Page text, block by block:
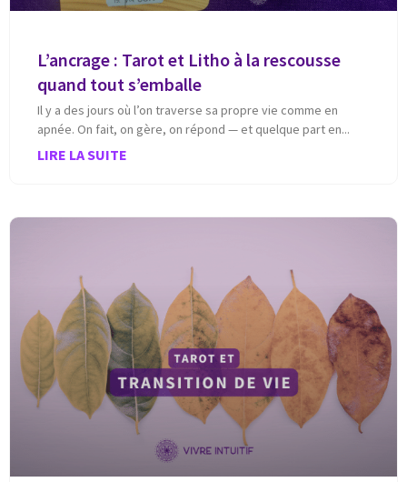
L’ancrage : Tarot et Litho à la rescousse
quand tout s’emballe
Il y a des jours où l’on traverse sa propre vie comme en
apnée. On fait, on gère, on répond — et quelque part en
LIRE LA SUITE